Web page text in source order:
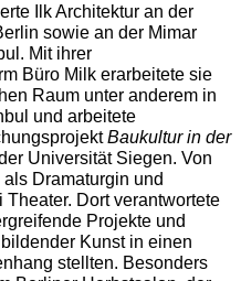
Ilk Architektur an der
sowie an der Mimar
Mit ihrer
Büro Milk erarbeitete sie
Raum unter anderem in
und arbeitete
Baukultur in der
Universität Siegen. Von
Dramaturgin und
Theater. Dort verantwortete
Projekte und
Kunst in einen
stellten. Besonders